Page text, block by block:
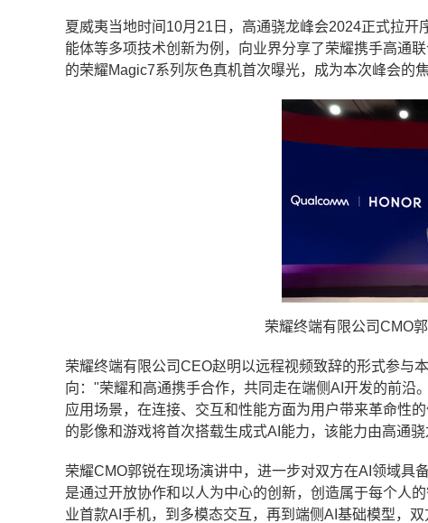
夏威夷当地时间10月21日，高通骁龙峰会2024正式拉
能体等多项技术创新为例，向业界分享了荣耀携手高通
的荣耀Magic7系列灰色真机首次曝光，成为本次峰会的焦
荣耀终端有限公司CMO
荣耀终端有限公司CEO赵明以远程视频致辞的形式参与
向："荣耀和高通携手合作，共同走在端侧AI开发的前沿
应用场景，在连接、交互和性能方面为用户带来革命性
的影像和游戏将首次搭载生成式AI能力，该能力由高通骁
荣耀CMO郭锐在现场演讲中，进一步对双方在AI领域具
是通过开放协作和以人为中心的创新，创造属于每个人
业首款AI手机，到多模态交互，再到端侧AI基础模型，